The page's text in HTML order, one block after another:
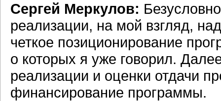
Сергей Меркулов:
реализации, на мой взгляд,
четкое позиционирование
о которых я уже говорил.
реализации и оценки отдачи
финансирование программы.